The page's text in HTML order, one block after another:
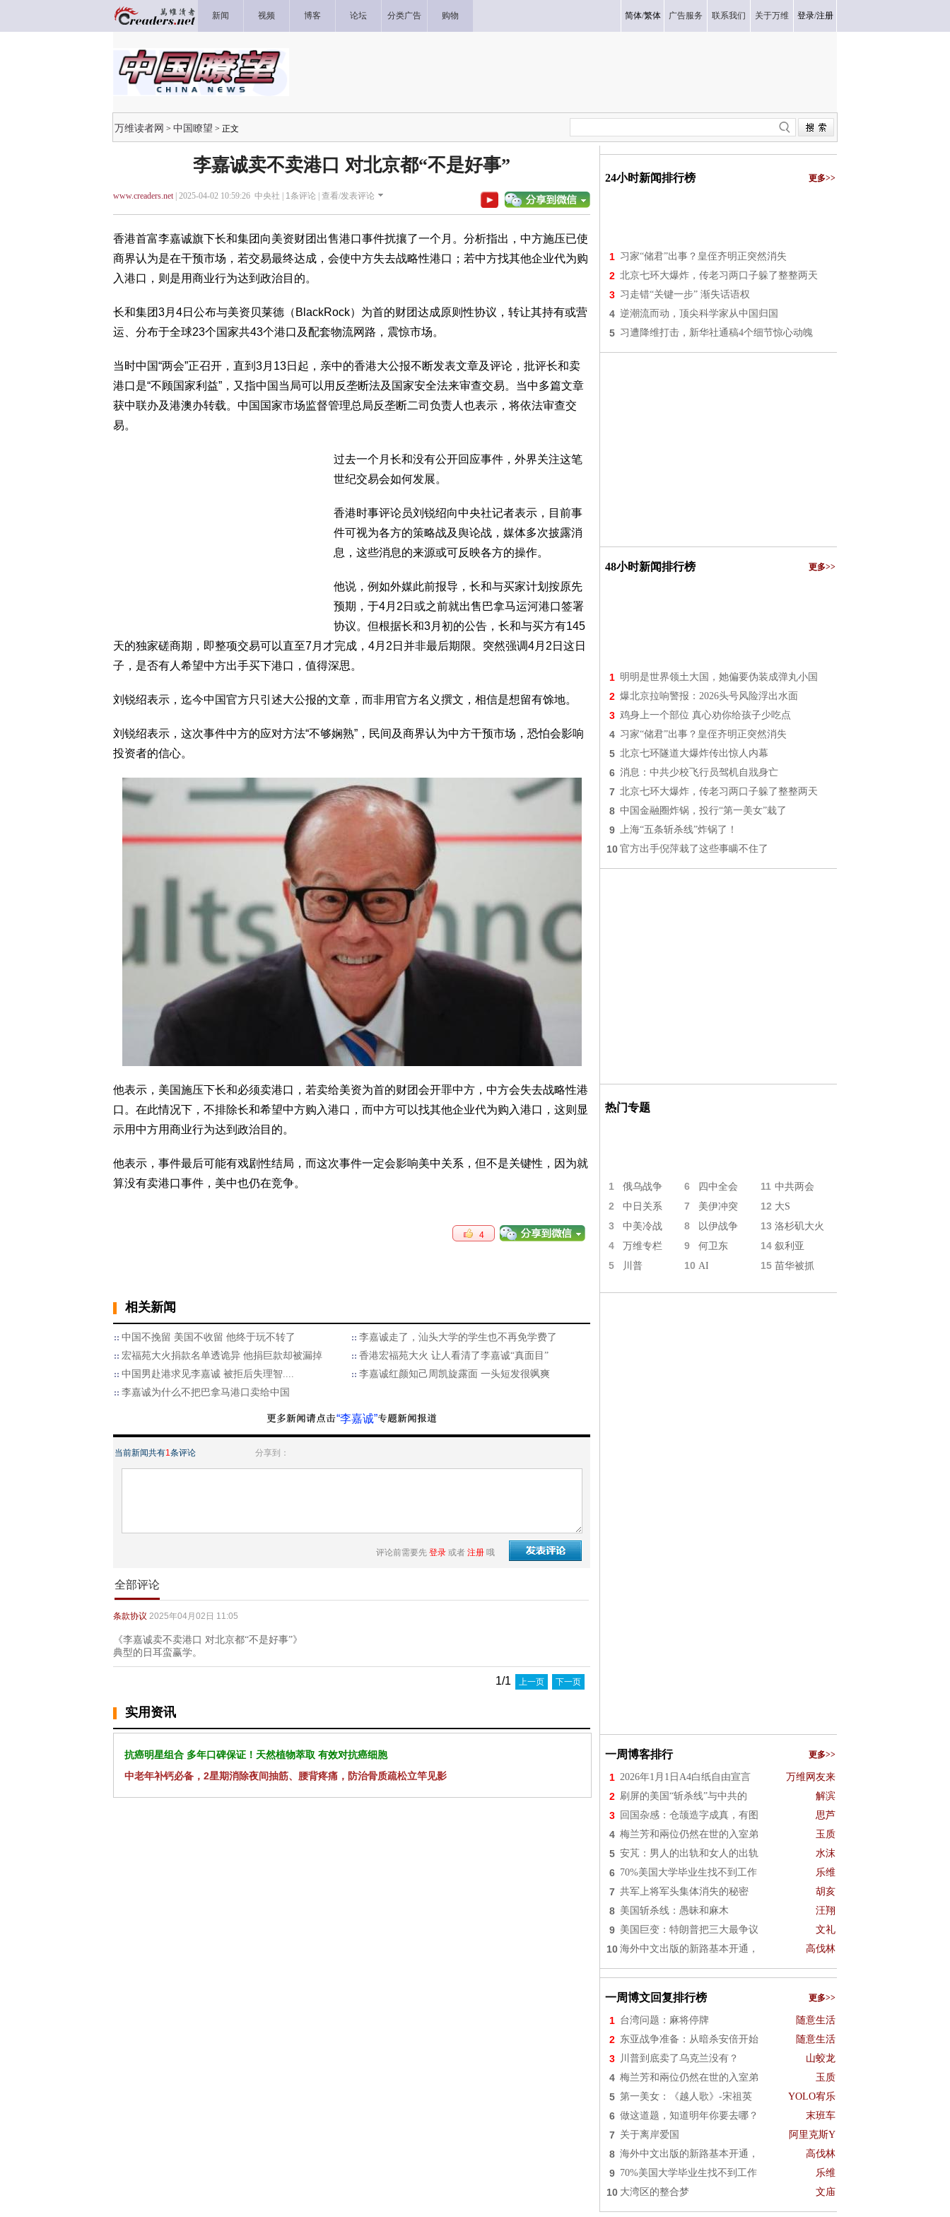
新闻 视频 博客 论坛 分类广告 购物 简体/繁体 广告服务 联系我们 关于万维 登录/注册
万维读者网 > 中国瞭望 > 正文
李嘉诚卖不卖港口 对北京都“不是好事”
www.creaders.net| 2025-04-02 10:59:26 中央社 | 1条评论 | 查看/发表评论
香港首富李嘉诚旗下长和集团向美资财团出售港口事件扰攘了一个月。分析指出，中方施压已使
商界认为是在干预市场，若交易最终达成，会使中方失去战略性港口；若中方找其他企业代为购
入港口，则是用商业行为达到政治目的。
长和集团3月4日公布与美资贝莱德（BlackRock）为首的财团达成原则性协议，转让其持有或营
运、分布于全球23个国家共43个港口及配套物流网路，震惊市场。
当时中国“两会”正召开，直到3月13日起，亲中的香港大公报不断发表文章及评论，批评长和卖
港口是“不顾国家利益”，又指中国当局可以用反垄断法及国家安全法来审查交易。当中多篇文章
获中联办及港澳办转载。中国国家市场监督管理总局反垄断二司负责人也表示，将依法审查交
易。
过去一个月长和没有公开回应事件，外界关注这笔
世纪交易会如何发展。
香港时事评论员刘锐绍向中央社记者表示，目前事
件可视为各方的策略战及舆论战，媒体多次披露消
息，这些消息的来源或可反映各方的操作。
他说，例如外媒此前报导，长和与买家计划按原先
预期，于4月2日或之前就出售巴拿马运河港口签署
协议。但根据长和3月初的公告，长和与买方有145
天的独家磋商期，即整项交易可以直至7月才完成，4月2日并非最后期限。突然强调4月2日这日
子，是否有人希望中方出手买下港口，值得深思。
刘锐绍表示，迄今中国官方只引述大公报的文章，而非用官方名义撰文，相信是想留有馀地。
刘锐绍表示，这次事件中方的应对方法“不够娴熟”，民间及商界认为中方干预市场，恐怕会影响
投资者的信心。
他表示，美国施压下长和必须卖港口，若卖给美资为首的财团会开罪中方，中方会失去战略性港
口。在此情况下，不排除长和希望中方购入港口，而中方可以找其他企业代为购入港口，这则显
示用中方用商业行为达到政治目的。
他表示，事件最后可能有戏剧性结局，而这次事件一定会影响美中关系，但不是关键性，因为就
算没有卖港口事件，美中也仍在竞争。
4
相关新闻
中国不挽留 美国不收留 他终于玩不转了
李嘉诚走了，汕头大学的学生也不再免学费了
宏福苑大火捐款名单透诡异 他捐巨款却被漏掉
香港宏福苑大火 让人看清了李嘉诚“真面目”
中国男赴港求见李嘉诚 被拒后失理智....
李嘉诚红颜知己周凯旋露面 一头短发很飒爽
李嘉诚为什么不把巴拿马港口卖给中国
“李嘉诚”
当前新闻共有1条评论 分享到：
评论前需要先 登录 或者 注册 哦
全部评论
条款协议 2025年04月02日 11:05
《李嘉诚卖不卖港口 对北京都“不是好事”》
典型的日耳蛮赢学。
1/1 上一页 下一页
实用资讯
抗癌明星组合 多年口碑保证！天然植物萃取 有效对抗癌细胞
中老年补钙必备，2星期消除夜间抽筋、腰背疼痛，防治骨质疏松立竿见影
24小时新闻排行榜 更多>>
1 习家“储君”出事？皇侄齐明正突然消失
2 北京七环大爆炸，传老习两口子躲了整整两天
3 习走错“关键一步” 渐失话语权
4 逆潮流而动，顶尖科学家从中国归国
5 习遭降维打击，新华社通稿4个细节惊心动魄
48小时新闻排行榜 更多>>
1 明明是世界领土大国，她偏要伪装成弹丸小国
2 爆北京拉响警报：2026头号风险浮出水面
3 鸡身上一个部位 真心劝你给孩子少吃点
4 习家“储君”出事？皇侄齐明正突然消失
5 北京七环隧道大爆炸传出惊人内幕
6 消息：中共少校飞行员驾机自戕身亡
7 北京七环大爆炸，传老习两口子躲了整整两天
8 中国金融圈炸锅，投行“第一美女”栽了
9 上海“五条斩杀线”炸锅了！
10 官方出手倪萍栽了这些事瞒不住了
热门专题
1 俄乌战争 6 四中全会 11 中共两会
2 中日关系 7 美伊冲突 12 大S
3 中美冷战 8 以伊战争 13 洛杉矶大火
4 万维专栏 9 何卫东 14 叙利亚
5 川普 10 AI 15 苗华被抓
一周博客排行 更多>>
1 2026年1月1日A4白纸自由宣言 万维网友来
2 刷屏的美国“斩杀线”与中共的 解滨
3 回国杂感：仓颉造字成真，有图 思芦
4 梅兰芳和兩位仍然在世的入室弟 玉质
5 安芃：男人的出轨和女人的出轨 水沫
6 70%美国大学毕业生找不到工作 乐维
7 共军上将军头集体消失的秘密 胡亥
8 美国斩杀线：愚昧和麻木 汪翔
9 美国巨变：特朗普把三大最争议 文礼
10 海外中文出版的新路基本开通， 高伐林
一周博文回复排行榜 更多>>
1 台湾问题：麻将停牌 随意生活
2 东亚战争准备：从暗杀安倍开始 随意生活
3 川普到底卖了乌克兰没有？ 山蛟龙
4 梅兰芳和兩位仍然在世的入室弟 玉质
5 第一美女：《越人歌》-宋祖英 YOLO宥乐
6 做这道题，知道明年你要去哪？ 末班车
7 关于离岸爱国 阿里克斯Y
8 海外中文出版的新路基本开通， 高伐林
9 70%美国大学毕业生找不到工作 乐维
10 大湾区的整合梦 文庙